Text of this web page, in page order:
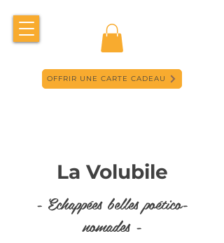
OFFRIR UNE CARTE CADEAU
La Volubile
- Echappées belles poético-
nomades -